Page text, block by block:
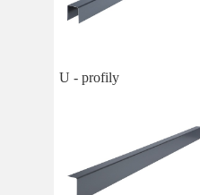
U - profily